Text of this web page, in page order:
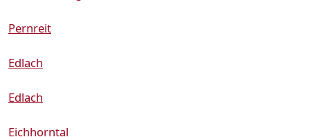
Pernreit
Edlach
Edlach
Eichhorntal